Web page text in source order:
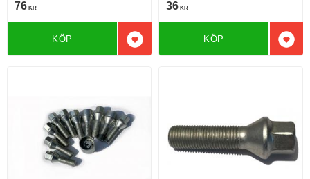
76 KR
Lägg till i favoriter
KÖP
36 KR
KÖP